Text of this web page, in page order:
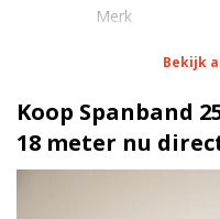
Merk
meter
Lengte
Bekijk
Koop Spanband
18 meter nu